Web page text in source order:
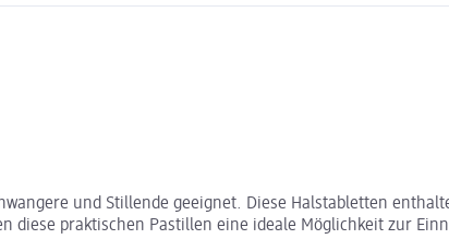
und Stillende geeignet. Diese Halstabletten
diese praktischen Pastillen eine ideale Möglichkeit zur